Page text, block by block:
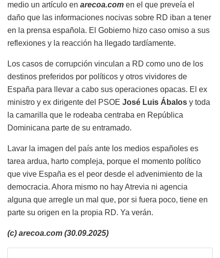
medio un artículo en arecoa.com en el que preveía el
daño que las informaciones nocivas sobre RD iban a tener
en la prensa española. El Gobierno hizo caso omiso a sus
reflexiones y la reacción ha llegado tardíamente.
Los casos de corrupción vinculan a RD como uno de los
destinos preferidos por políticos y otros vividores de
España para llevar a cabo sus operaciones opacas. El ex
ministro y ex dirigente del PSOE José Luis Ábalos y toda
la camarilla que le rodeaba centraba en República
Dominicana parte de su entramado.
Lavar la imagen del país ante los medios españoles es
tarea ardua, harto compleja, porque el momento político
que vive España es el peor desde el advenimiento de la
democracia. Ahora mismo no hay Atrevia ni agencia
alguna que arregle un mal que, por si fuera poco, tiene en
parte su origen en la propia RD. Ya verán.
(c) arecoa.com (30.09.2025)